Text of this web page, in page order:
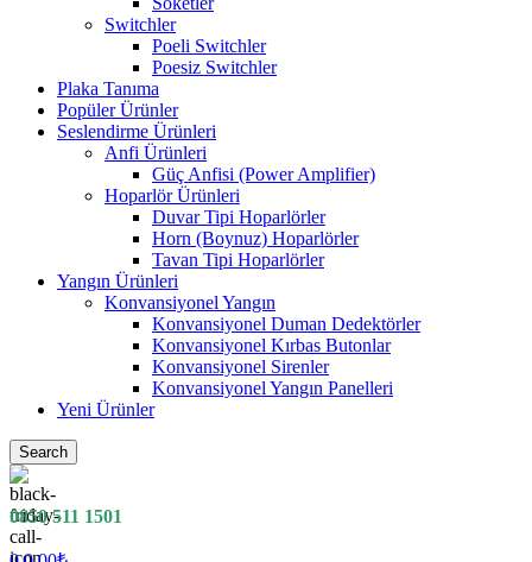
Switchler
Poeli Switchler
Poesiz Switchler
Plaka Tanıma
Popüler Ürünler
Seslendirme Ürünleri
Anfi Ürünleri
Güç Anfisi (Power Amplifier)
Hoparlör Ürünleri
Duvar Tipi Hoparlörler
Horn (Boynuz) Hoparlörler
Tavan Tipi Hoparlörler
Yangın Ürünleri
Konvansiyonel Yangın
Konvansiyonel Duman Dedektörler
Konvansiyonel Kırbas Butonlar
Konvansiyonel Sirenler
Konvansiyonel Yangın Panelleri
Yeni Ürünler
Search
0850 511 1501